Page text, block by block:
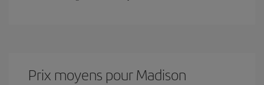
Prix ​​moyens pour Madison